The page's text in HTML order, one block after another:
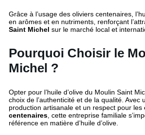
Grâce à l’usage des oliviers centenaires,
en arômes et en nutriments, renforçant
Saint Michel sur le marché local et
Pourquoi Choisir le
Michel ?
Opter pour l’huile d’olive du Moulin Saint
choix de l’authenticité et de la qualité. Avec
production artisanale et un respect pour les
centenaires , cette entreprise familiale
référence en matière d’huile d’olive.